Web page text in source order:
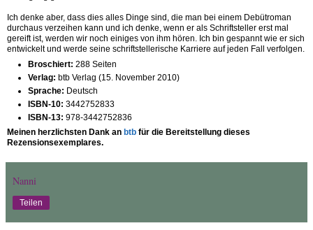
Ich denke aber, dass dies alles Dinge sind, die man bei einem Debütroman
durchaus verzeihen kann und ich denke, wenn er als Schriftsteller erst mal
gereift ist, werden wir noch einiges von ihm hören. Ich bin gespannt wie er sich
entwickelt und werde seine schriftstellerische Karriere auf jeden Fall verfolgen.
Broschiert: 288 Seiten
Verlag: btb Verlag (15. November 2010)
Sprache: Deutsch
ISBN-10: 3442752833
ISBN-13: 978-3442752836
Meinen herzlichsten Dank an btb für die Bereitstellung dieses
Rezensionsexemplares.
Nanni
Teilen